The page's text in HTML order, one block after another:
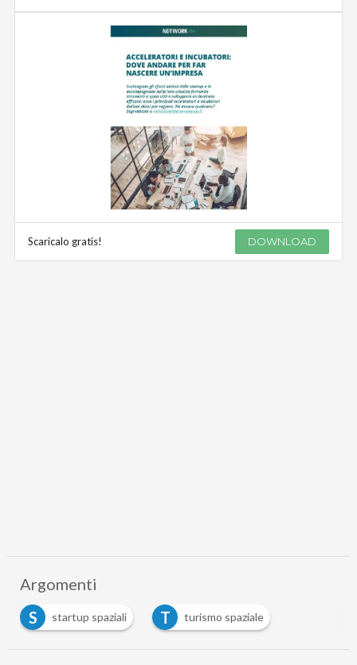
Scaricalo gratis! DOWNLOAD
Argomenti
S
startup spaziali T turismo spaziale